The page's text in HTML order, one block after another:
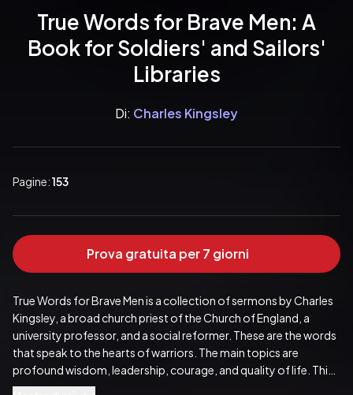
True Words for Brave Men: A
Book for Soldiers' and Sailors'
Libraries
Di: Charles Kingsley
Pagine:153
Prova gratuita per 7 giorni
True Words for Brave Men is a collection of sermons by Charles
Kingsley, a broad church priest of the Church of England, a
university professor, and a social reformer. These are the words
that speak to the hearts of warriors. The main topics are
profound wisdom, leadership, courage, and quality of life. This
book is perfect for serious young men of good character who